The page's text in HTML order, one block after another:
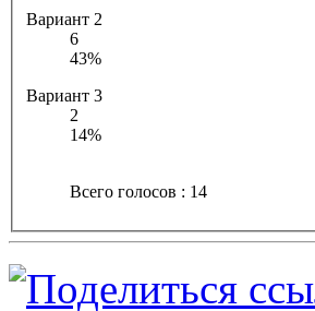
Вариант 2
6
43%
Вариант 3
2
14%
Всего голосов : 14